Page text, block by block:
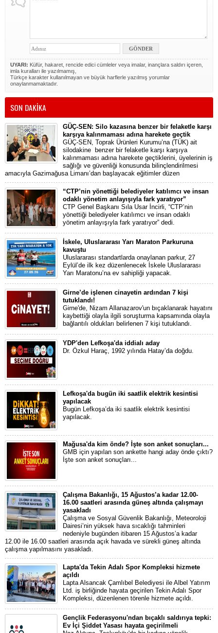
UYARI: Küfür, hakaret, rencide edici cümleler veya imalar, inançlara saldırı içeren,
imla kuralları ile yazılmamış,
Türkçe karakter kullanılmayan ve büyük harflerle yazılmış yorumlar
onaylanmamaktadır.
SON DAKİKA
GÜÇ-SEN: Silo kazasına benzer bir felaketle karşı
karşıya kalınmaması adına harekete geçtik
GÜÇ-SEN, Toprak Ürünleri Kurumu’na (TÜK) ait
silodakine benzer bir felaketle karşı karşıya
kalınmaması adına harekete geçtiklerini, üyelerinin iş
sağlığı ve güvenliği konusunda bilinçlendirilmesi
amacıyla Gazimağusa Limanı’dan başlayacak eğitimler düzen
“CTP’nin yönettiği belediyeler katılımcı ve insan
odaklı yönetim anlayışıyla fark yaratıyor”
CTP Genel Başkanı Sıla Usar İncirli, “CTP’nin
yönettiği belediyeler katılımcı ve insan odaklı
yönetim anlayışıyla fark yaratıyor” dedi.
İskele, Uluslararası Yarı Maraton Parkuruna
kavuştu
Uluslararası standartlarda onaylanan parkur, 27
Eylül’de ilk kez düzenlenecek İskele Uluslararası
Yarı Maratonu’na ev sahipliği yapacak.
Girne’de işlenen cinayetin ardından 7 kişi
tutuklandı!
Girne'de, Nizam Allanazarov'un bıçaklanarak hayatını
kaybettiği olayla ilgili soruşturma kapsamında olayla
bağlantılı oldukları belirlenen 7 kişi tutuklandı.
YDP'den Lefkoşa'da iddialı aday
Dr. Özkul Haraç, 1992 yılında Hatay’da doğdu.
Lefkoşa'da bugün iki saatlik elektrik kesintisi
yapılacak
Bugün Lefkoşa’da iki saatlik elektrik kesintisi
yapılacak.
Mağusa'da kim önde? İşte son anket sonuçları...
GMB için yapılan son ankette hangi aday önde çıktı?
İşte son anket sonuçları...
Çalışma Bakanlığı, 15 Ağustos’a kadar 12.00-
16.00 saatleri arasında güneş altında çalışmayı
yasakladı
Çalışma ve Sosyal Güvenlik Bakanlığı, Meteoroloji
Dairesi’nin yüksek hava sıcaklığı tahminleri
nedeniyle bugünden itibaren 15 Ağustos’a kadar
12.00 ile 16.00 saatleri arasında açık havada ve sürekli güneş altında
çalışma yapılmasını yasakladı.
Lapta'da Tekin Adalı Spor Kompleksi hizmete
açıldı
Lapta Alsancak Çamlıbel Belediyesi ile Albel Yatırım
Ltd. iş birliğinde hayata geçirilen Tekin Adalı Spor
Kompleksi, düzenlenen törenle hizmete açıldı.
Gençlik Federasyonu'ndan bıçaklı saldırıya tepki:
Ev İçi Şiddet Yasası hayata geçirilmeli